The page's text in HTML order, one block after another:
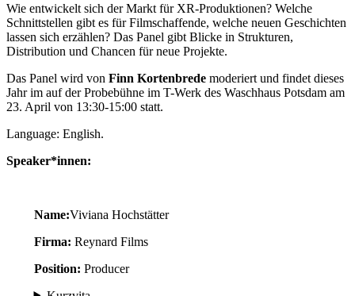
Wie entwickelt sich der Markt für XR-Produktionen? Welche
Schnittstellen gibt es für Filmschaffende, welche neuen Geschichten
lassen sich erzählen? Das Panel gibt Blicke in Strukturen,
Distribution und Chancen für neue Projekte.
Das Panel wird von Finn Kortenbrede moderiert und findet dieses
Jahr im auf der Probebühne im T-Werk des Waschhaus Potsdam am
23. April von 13:30-15:00 statt.
Language: English.
Speaker*innen:
Name:Viviana Hochstätter
Firma: Reynard Films
Position: Producer